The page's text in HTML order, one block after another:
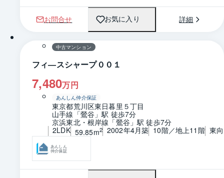
お問合せ お気に入り 詳細
1 / 0 間取り
中古マンション
フィ―スシャープ００１
7,480万円
あんしん仲介保証
東京都荒川区東日暮里５丁目
山手線「鶯谷」駅 徒歩7分
京浜東北・根岸線「鶯谷」駅 徒歩7分
2LDK 59.85m2 2002年4月築 10階／地上11階 東
あんしん
仲介保証